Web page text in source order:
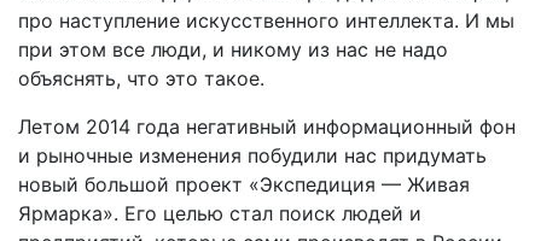
про наступление искусственного интеллекта. И мы
при этом все люди, и никому из нас не надо
объяснять, что это такое.
Летом 2014 года негативный информационный фон
и рыночные изменения побудили нас придумать
новый большой проект «Экспедиция — Живая
Ярмарка». Его целью стал поиск людей и